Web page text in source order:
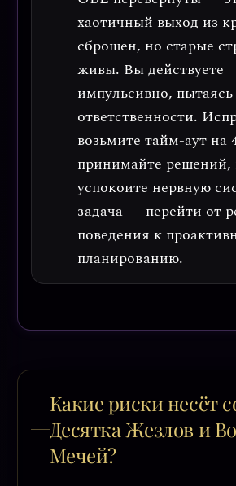
хаотичный выход из
сброшен, но старые
живы. Вы действуете
импульсивно,
ответственности.
возьмите тайм-аут на
принимайте решений,
успокоите нервную
задача — перейти от
поведения к
планированию.
Какие риски несёт
Десятка Жезлов и
Мечей?